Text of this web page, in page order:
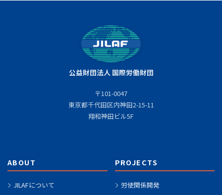
公益財団法人 国際労働財団
〒101-0047
東京都千代田区内神田2-15-11
翔和神田ビル5F
ABOUT
JILAFについて
PROJECTS
労使関係開発